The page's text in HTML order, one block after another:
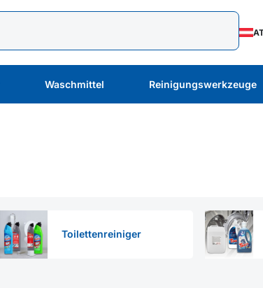
Waschmittel Reinigungswerkzeuge
Toilettenreiniger